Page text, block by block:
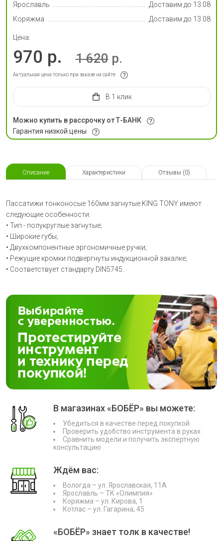
Ярославль
Доставим до 13.08
Коряжма
Доставим до 13.08
Цена:
970 р. 1 620р.
Актуальная цена только при заказе на сайте
в 1 клик
Можно купить в рассрочку от Т-БАНК
Гарантия низкой цены
Описание Характеристики Отзывы (0)
Пассатижи тонконосые 160мм загнутые KING TONY имеют
следующие особенности:
• Тип - полукруглые загнутые;
• Широкие губы;
• Двухкомпонентные эргономичные ручки;
• Режущие кромки подвергнуты индукционной закалке;
• Соответствует стандарту DIN5745.
В магазинах «БОБЁР» вы можете:
Убедиться в качестве перед покупкой
Проверить удобство инструмента в руках
Сравнить модели и получить экспертную
консультацию
Ждём вас:
Вологда – ул. Ярославская, 11А
Ярославль – ТК «Олимпия»
Коряжма – ул. Кирова, 1
Котлас – ул. Гагарина, 45
«БОБЁР» знает толк в качестве!